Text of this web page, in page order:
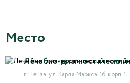
Место
Лечебно-диагностический
г. Пенза, ул. Карла Маркса, 16, корп. 1